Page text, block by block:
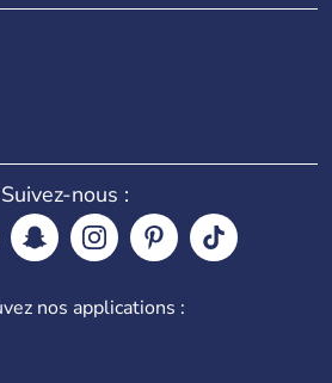
Suivez-nous :
nos applications :